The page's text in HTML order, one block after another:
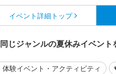
イベント詳細 トップ
同じジャンルの夏休みイベント
体験イベント・アクティビティ